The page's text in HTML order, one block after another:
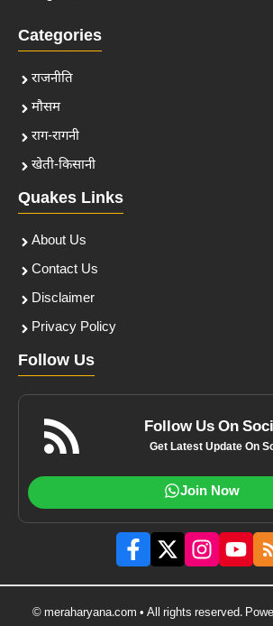
Categories
राजनीति
मौसम
राग-रागनी
खेती-किसानी
Quakes Links
About Us
Contact Us
Disclaimer
Privacy Policy
Follow Us
Follow Us On
Get Latest Update On
Join Now
© meraharyana.com • All rights reserved.